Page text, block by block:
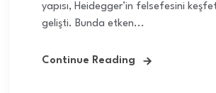
yapısı, Heidegger’in felsefesini
gelişti. Bunda etken...
Continue Reading